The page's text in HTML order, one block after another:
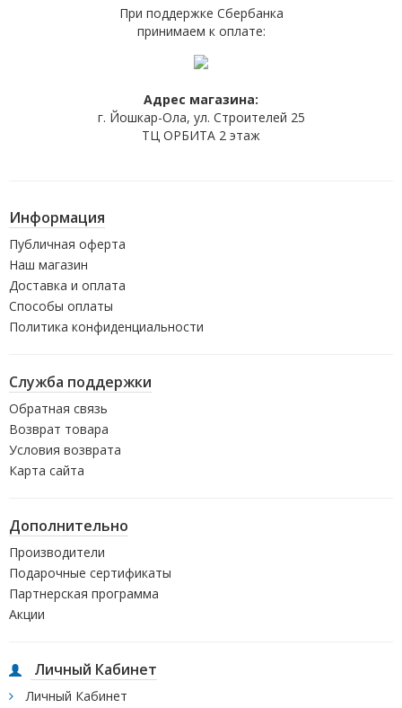
При поддержке Сбербанка
принимаем к оплате:
Адрес магазина:
г. Йошкар-Ола, ул. Строителей 25
ТЦ ОРБИТА 2 этаж
Информация
Публичная оферта
Наш магазин
Доставка и оплата
Способы оплаты
Политика конфиденциальности
Служба поддержки
Обратная связь
Возврат товара
Условия возврата
Карта сайта
Дополнительно
Производители
Подарочные сертификаты
Партнерская программа
Акции
Личный Кабинет
Личный Кабинет